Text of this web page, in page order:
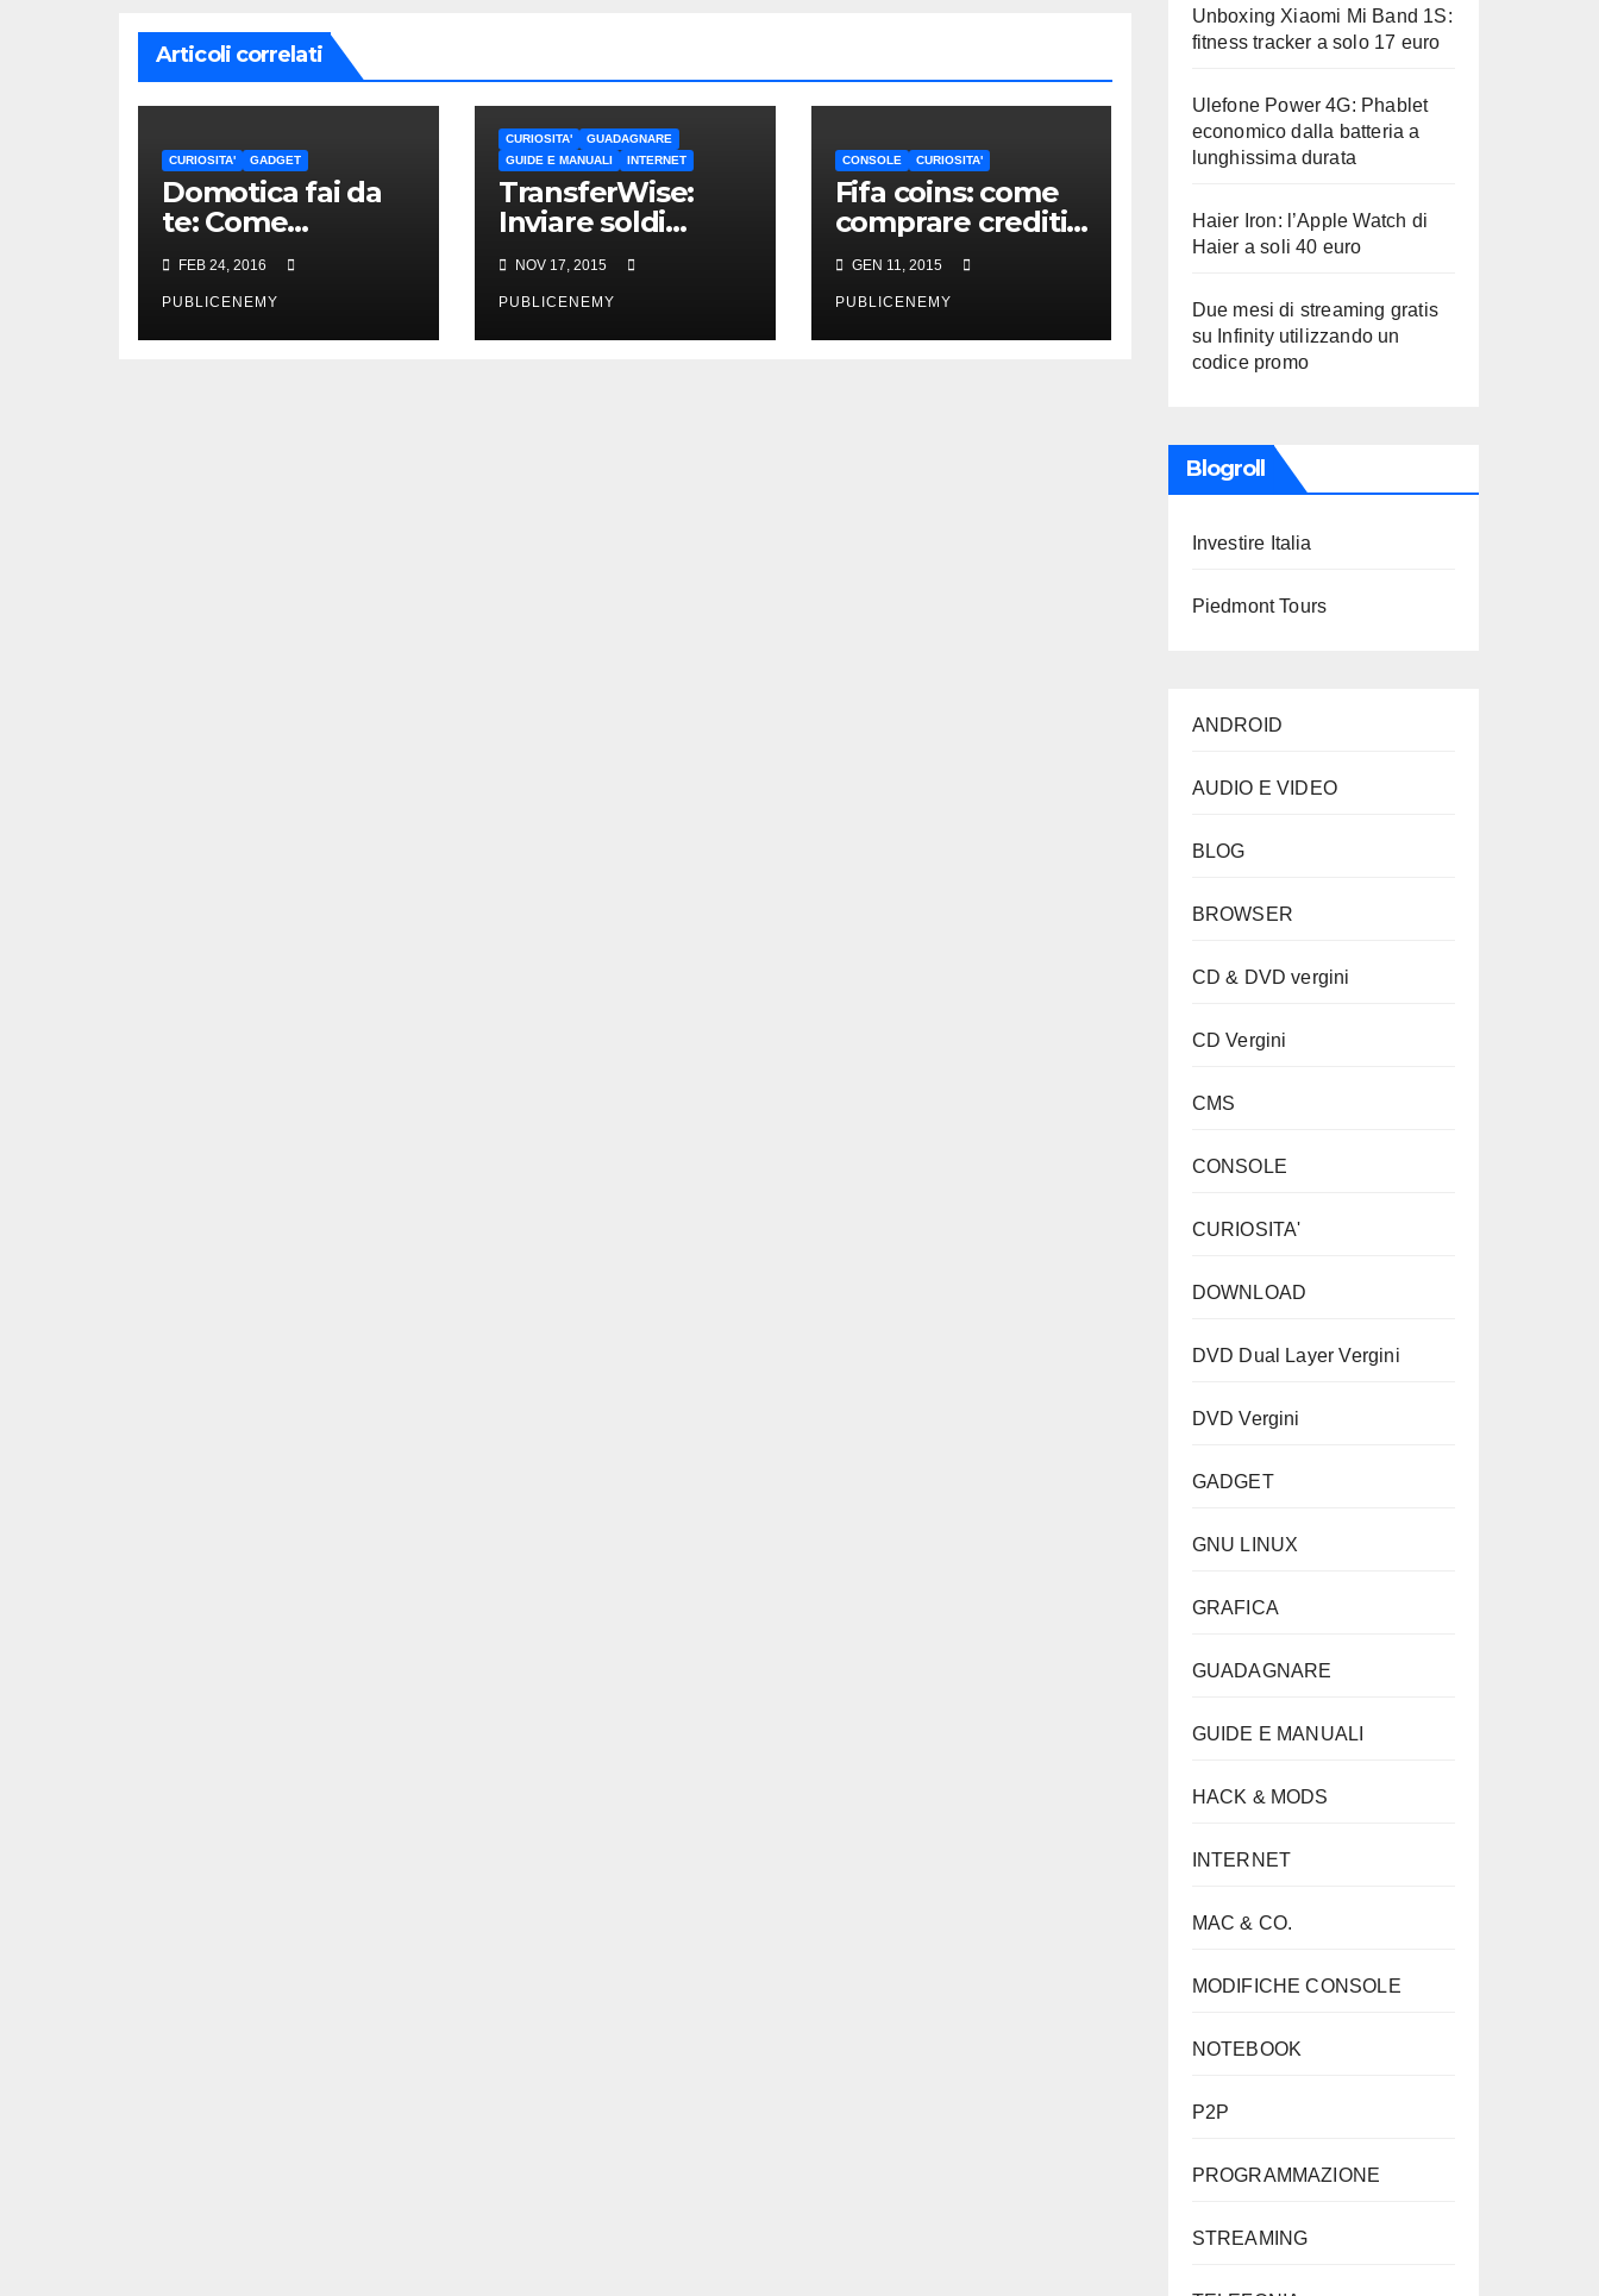
Articoli correlati
CURIOSITA' GADGET
Domotica fai da
te: Come
automatizzare la
vostra casa
spendendo poco
FEB 24, 2016
PUBLICENEMY
CURIOSITA'
GUADAGNARE
GUIDE E MANUALI
INTERNET
TransferWise:
Inviare soldi
online e all’estero
senza pagare
commissioni
NOV 17, 2015
PUBLICENEMY
CONSOLE CURIOSITA'
Fifa coins: come
comprare crediti
fifa online in
pochi minuti
GEN 11, 2015
PUBLICENEMY
Unboxing Xiaomi Mi Band 1S:
fitness tracker a solo 17 euro
Ulefone Power 4G: Phablet
economico dalla batteria a
lunghissima durata
Haier Iron: l’Apple Watch di
Haier a soli 40 euro
Due mesi di streaming gratis
su Infinity utilizzando un
codice promo
Blogroll
Investire Italia
Piedmont Tours
ANDROID
AUDIO E VIDEO
BLOG
BROWSER
CD & DVD vergini
CD Vergini
CMS
CONSOLE
CURIOSITA'
DOWNLOAD
DVD Dual Layer Vergini
DVD Vergini
GADGET
GNU LINUX
GRAFICA
GUADAGNARE
GUIDE E MANUALI
HACK & MODS
INTERNET
MAC & CO.
MODIFICHE CONSOLE
NOTEBOOK
P2P
PROGRAMMAZIONE
STREAMING